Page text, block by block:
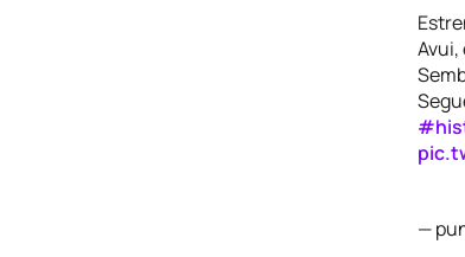
—